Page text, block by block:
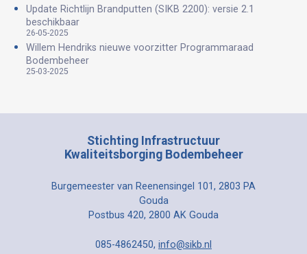
Update Richtlijn Brandputten (SIKB 2200): versie 2.1
beschikbaar
26-05-2025
Willem Hendriks nieuwe voorzitter Programmaraad
Bodembeheer
25-03-2025
Stichting Infrastructuur
Kwaliteitsborging Bodembeheer
Burgemeester van Reenensingel 101, 2803 PA
Gouda
Postbus 420, 2800 AK Gouda
085-4862450, info@sikb.nl